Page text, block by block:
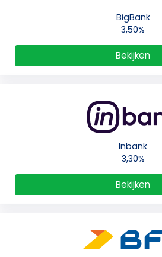
BigBank
3,50%
Bekijken
Inbank
3,30%
Bekijken